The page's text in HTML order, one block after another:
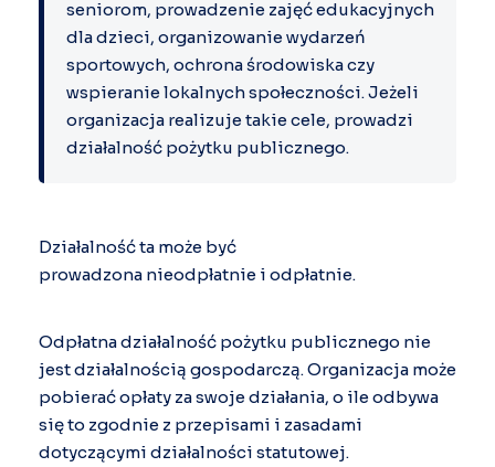
seniorom, prowadzenie zajęć edukacyjnych
dla dzieci, organizowanie wydarzeń
sportowych, ochrona środowiska czy
wspieranie lokalnych społeczności. Jeżeli
organizacja realizuje takie cele, prowadzi
działalność pożytku publicznego.
Działalność ta może być
prowadzona nieodpłatnie i odpłatnie.
Odpłatna działalność pożytku publicznego nie
jest działalnością gospodarczą. Organizacja może
pobierać opłaty za swoje działania, o ile odbywa
się to zgodnie z przepisami i zasadami
dotyczącymi działalności statutowej.